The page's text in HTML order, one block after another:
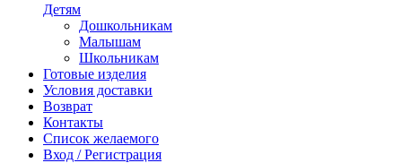
Детям
Дошкольникам
Малышам
Школьникам
Готовые изделия
Условия доставки
Возврат
Контакты
Список желаемого
Вход / Регистрация